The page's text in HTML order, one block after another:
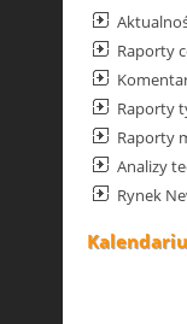
Raporty
Raporty
Raporty
Analizy
Rynek